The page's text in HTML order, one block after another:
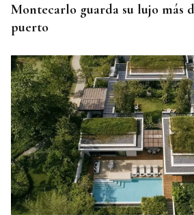
Montecarlo guarda su lujo más
puerto